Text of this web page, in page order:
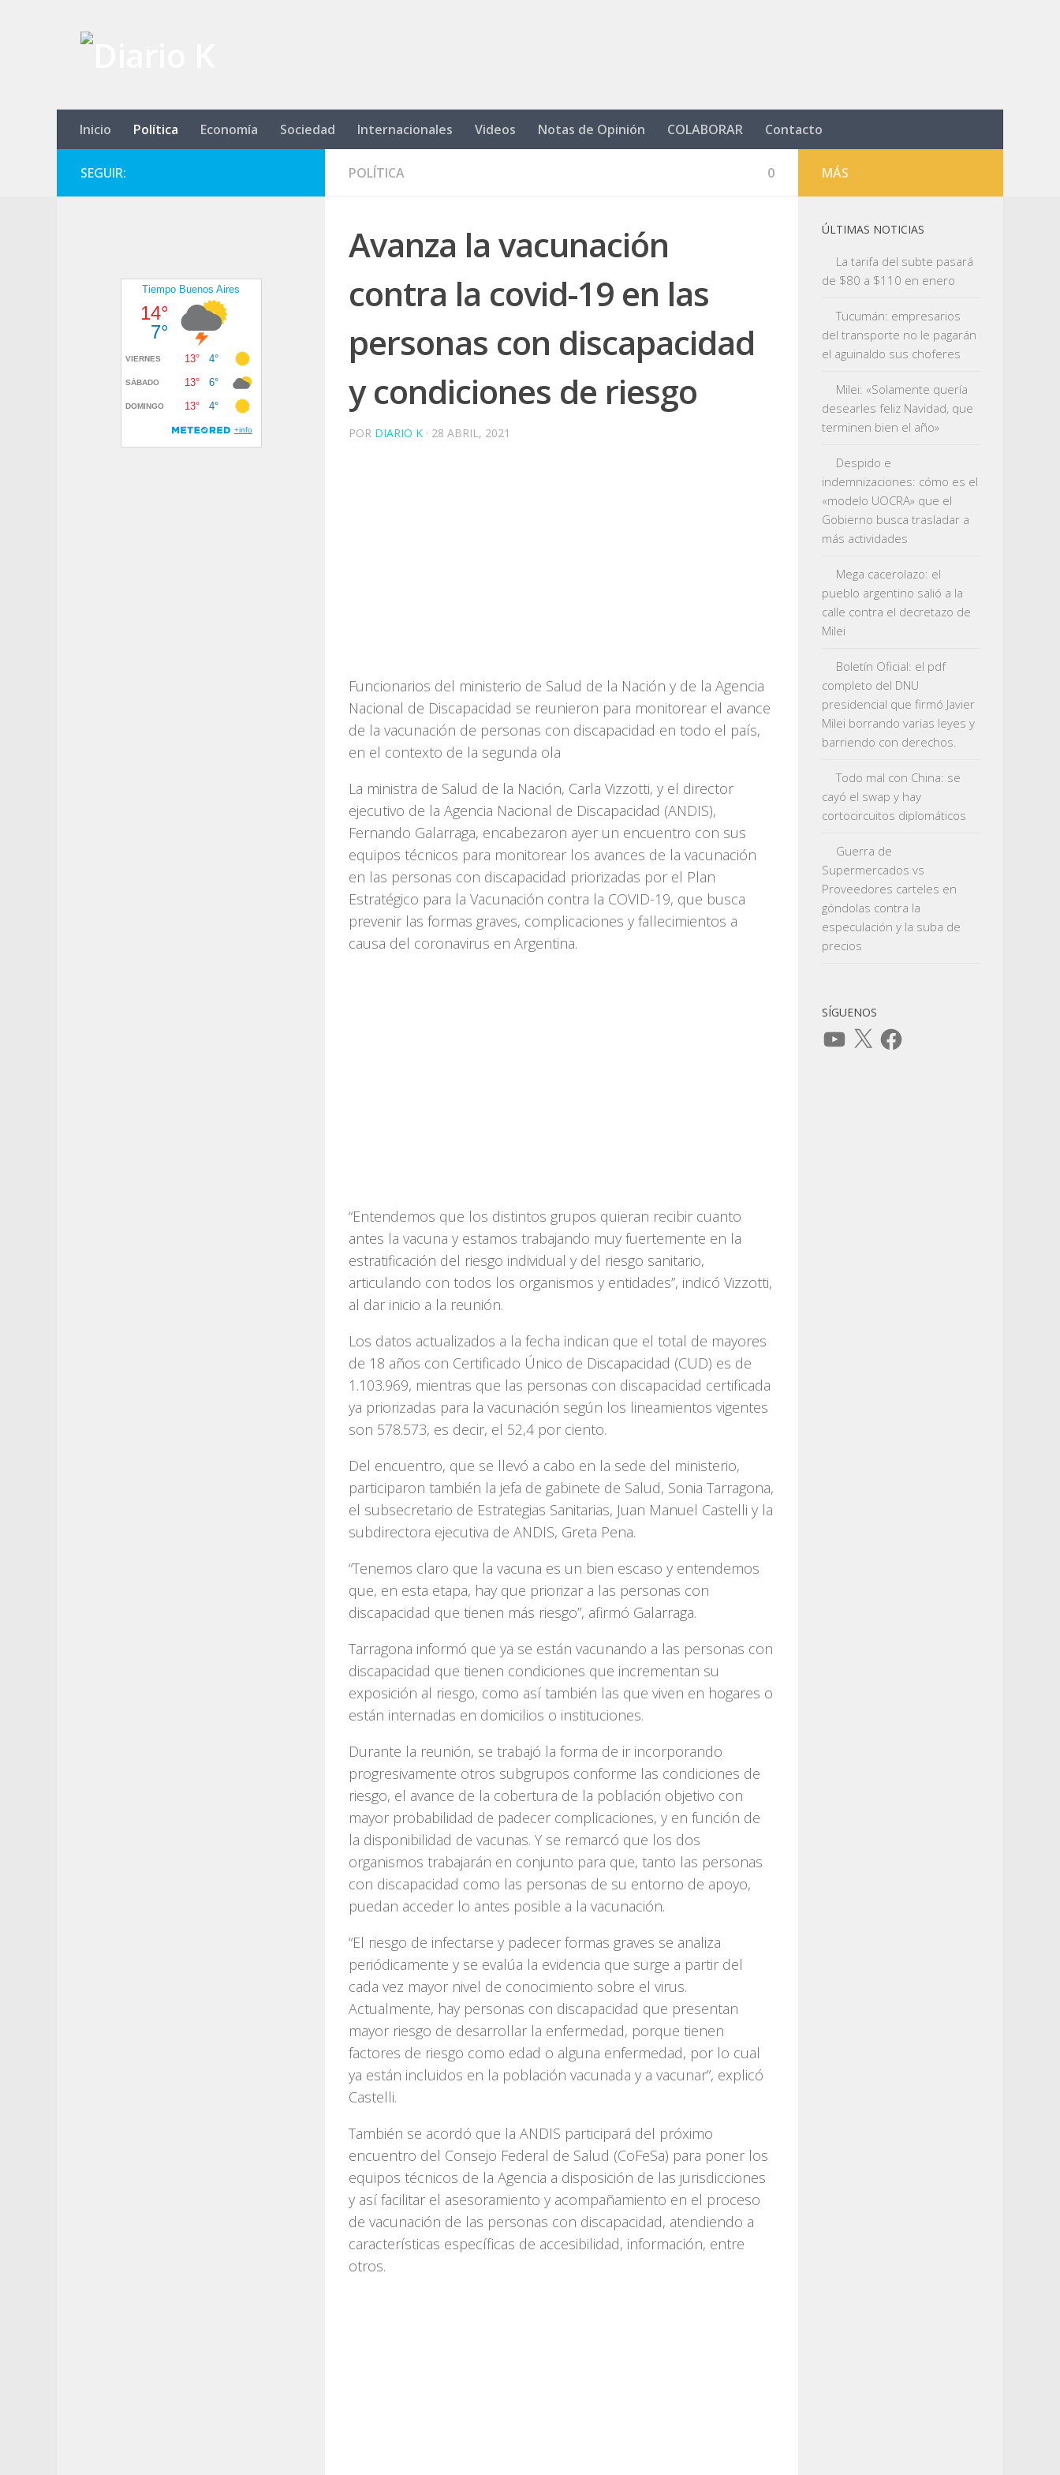
Inicio Política Economía Sociedad Internacionales Videos Notas de Opinión COLABORAR Contacto
POLÍTICA 0
Avanza la vacunación
contra la covid-19 en las
personas con discapacidad
y condiciones de riesgo
POR DIARIO K · 28 ABRIL, 2021
Funcionarios del ministerio de Salud de la Nación y de la Agencia
Nacional de Discapacidad se reunieron para monitorear el avance
de la vacunación de personas con discapacidad en todo el país,
en el contexto de la segunda ola
La ministra de Salud de la Nación, Carla Vizzotti, y el director
ejecutivo de la Agencia Nacional de Discapacidad (ANDIS),
Fernando Galarraga, encabezaron ayer un encuentro con sus
equipos técnicos para monitorear los avances de la vacunación
en las personas con discapacidad priorizadas por el Plan
Estratégico para la Vacunación contra la COVID-19, que busca
prevenir las formas graves, complicaciones y fallecimientos a
causa del coronavirus en Argentina.
“Entendemos que los distintos grupos quieran recibir cuanto
antes la vacuna y estamos trabajando muy fuertemente en la
estratificación del riesgo individual y del riesgo sanitario,
articulando con todos los organismos y entidades”, indicó Vizzotti,
al dar inicio a la reunión.
Los datos actualizados a la fecha indican que el total de mayores
de 18 años con Certificado Único de Discapacidad (CUD) es de
1.103.969, mientras que las personas con discapacidad certificada
ya priorizadas para la vacunación según los lineamientos vigentes
son 578.573, es decir, el 52,4 por ciento.
Del encuentro, que se llevó a cabo en la sede del ministerio,
participaron también la jefa de gabinete de Salud, Sonia Tarragona,
el subsecretario de Estrategias Sanitarias, Juan Manuel Castelli y la
subdirectora ejecutiva de ANDIS, Greta Pena.
“Tenemos claro que la vacuna es un bien escaso y entendemos
que, en esta etapa, hay que priorizar a las personas con
discapacidad que tienen más riesgo”, afirmó Galarraga.
Tarragona informó que ya se están vacunando a las personas con
discapacidad que tienen condiciones que incrementan su
exposición al riesgo, como así también las que viven en hogares o
están internadas en domicilios o instituciones.
Durante la reunión, se trabajó la forma de ir incorporando
progresivamente otros subgrupos conforme las condiciones de
riesgo, el avance de la cobertura de la población objetivo con
mayor probabilidad de padecer complicaciones, y en función de
la disponibilidad de vacunas. Y se remarcó que los dos
organismos trabajarán en conjunto para que, tanto las personas
con discapacidad como las personas de su entorno de apoyo,
puedan acceder lo antes posible a la vacunación.
“El riesgo de infectarse y padecer formas graves se analiza
periódicamente y se evalúa la evidencia que surge a partir del
cada vez mayor nivel de conocimiento sobre el virus.
Actualmente, hay personas con discapacidad que presentan
mayor riesgo de desarrollar la enfermedad, porque tienen
factores de riesgo como edad o alguna enfermedad, por lo cual
ya están incluidos en la población vacunada y a vacunar”, explicó
Castelli.
También se acordó que la ANDIS participará del próximo
encuentro del Consejo Federal de Salud (CoFeSa) para poner los
equipos técnicos de la Agencia a disposición de las jurisdicciones
y así facilitar el asesoramiento y acompañamiento en el proceso
de vacunación de las personas con discapacidad, atendiendo a
características específicas de accesibilidad, información, entre
otros.
SEGUIR: MÁS
ÚLTIMAS NOTICIAS
La tarifa del subte pasará
de $80 a $110 en enero
Tucumán: empresarios
del transporte no le pagarán
el aguinaldo sus choferes
Milei: «Solamente quería
desearles feliz Navidad, que
terminen bien el año»
Despido e
indemnizaciones: cómo es el
«modelo UOCRA» que el
Gobierno busca trasladar a
más actividades
Mega cacerolazo: el
pueblo argentino salió a la
calle contra el decretazo de
Milei
Boletín Oficial: el pdf
completo del DNU
presidencial que firmó Javier
Milei borrando varias leyes y
barriendo con derechos.
Todo mal con China: se
cayó el swap y hay
cortocircuitos diplomáticos
Guerra de
Supermercados vs
Proveedores carteles en
góndolas contra la
especulación y la suba de
precios
SÍGUENOS
YouTube
X Facebook